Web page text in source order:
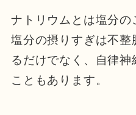
ナトリウムとは塩分の
塩分の摂りすぎは不
るだけでなく、自律
こともあります。